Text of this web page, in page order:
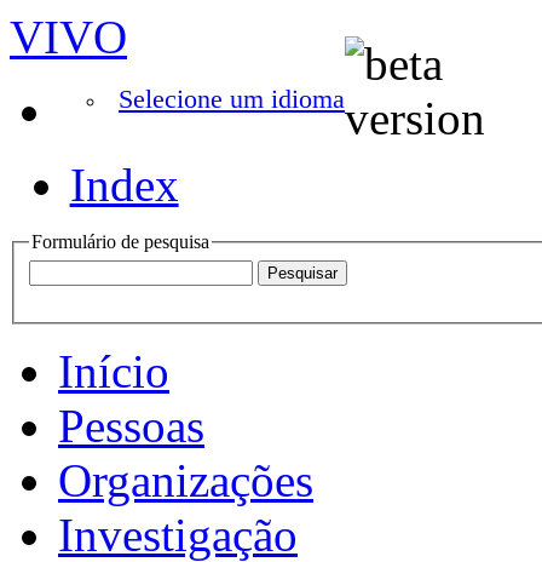
VIVO
Selecione um idioma
Index
Formulário de pesquisa
Início
Pessoas
Organizações
Investigação